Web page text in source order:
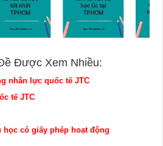
Được Xem Nhiều:
nhân lực quốc tế JTC
tế JTC
có giấy phép hoạt động